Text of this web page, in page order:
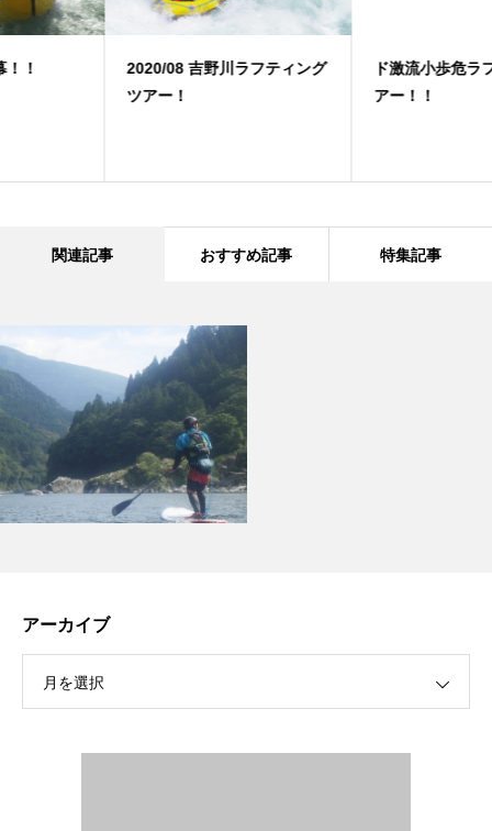
2020/08 吉野川ラフティング
ド激流小歩危ラフティングツ
関連記事 おすすめ記事 特集記事
アーカイブ
月を選択